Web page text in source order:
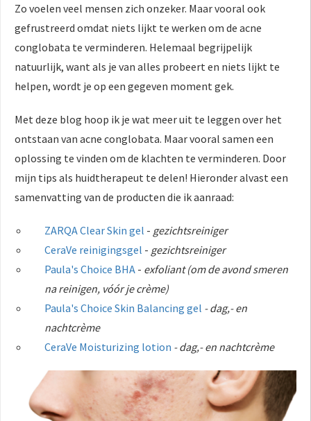
Zo voelen veel mensen zich onzeker. Maar vooral ook
gefrustreerd omdat niets lijkt te werken om de acne
conglobata te verminderen. Helemaal begrijpelijk
natuurlijk, want als je van alles probeert en niets lijkt te
helpen, wordt je op een gegeven moment gek.
Met deze blog hoop ik je wat meer uit te leggen over het
ontstaan van acne conglobata. Maar vooral samen een
oplossing te vinden om de klachten te verminderen. Door
mijn tips als huidtherapeut te delen! Hieronder alvast een
samenvatting van de producten die ik aanraad:
ZARQA Clear Skin gel - gezichtsreiniger
CeraVe reinigingsgel - gezichtsreiniger
Paula's Choice BHA - exfoliant (om de avond smeren
na reinigen, vóór je crème)
Paula's Choice Skin Balancing gel - dag,- en
nachtcrème
CeraVe Moisturizing lotion - dag,- en nachtcrème